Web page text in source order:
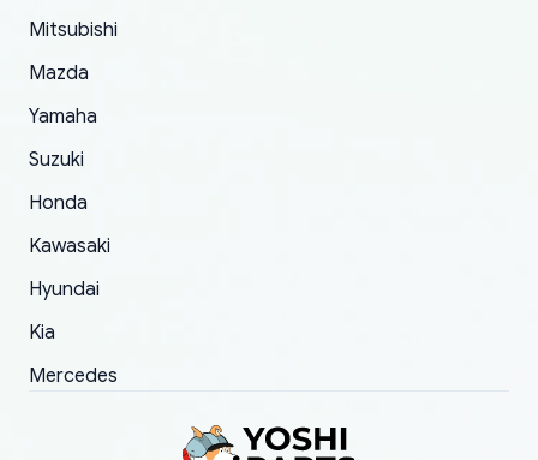
order.
Mitsubishi
Mazda
Yamaha
Suzuki
Honda
Kawasaki
Hyundai
Kia
Mercedes